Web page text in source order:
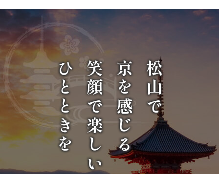
げ》
リ
ー
ズ
シ
松山で
京を感じる
笑顔で楽しい
ひとときを